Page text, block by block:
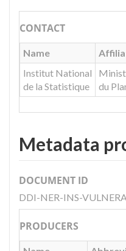
CONTACT
Name
Institut National
de la Statistique
du
Metadata
DOCUMENT ID
DDI-NER-INS-
PRODUCERS